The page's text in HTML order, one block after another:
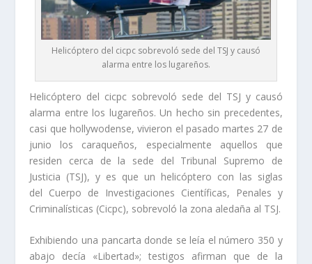
Helicóptero del cicpc sobrevoló sede del TSJ y causó
alarma entre los lugareños.
Helicóptero del cicpc sobrevoló sede del TSJ y causó
alarma entre los lugareños. Un hecho sin precedentes,
casi que hollywodense, vivieron el pasado martes 27 de
junio los caraqueños, especialmente aquellos que
residen cerca de la sede del Tribunal Supremo de
Justicia (TSJ), y es que un helicóptero con las siglas
del Cuerpo de Investigaciones Científicas, Penales y
Criminalísticas (Cicpc), sobrevoló la zona aledaña al TSJ.
Exhibiendo una pancarta donde se leía el número 350 y
abajo decía «Libertad»; testigos afirman que de la